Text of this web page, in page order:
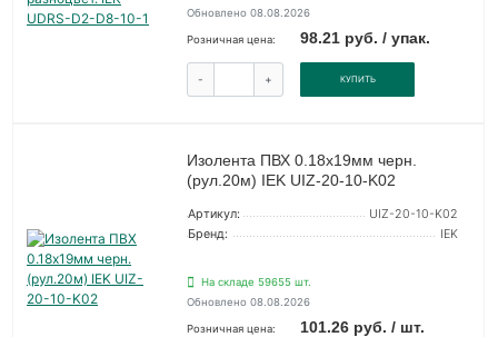
Обновлено 08.08.2026
Розничная цена: 98.21 руб. / упак.
- + КУПИТЬ
Изолента ПВХ 0.18х19мм черн.
(рул.20м) IEK UIZ-20-10-K02
Артикул:
UIZ-20-10-K02
Бренд:
IEK
На складе 59655 шт.
Обновлено 08.08.2026
Розничная цена: 101.26 руб. / шт.